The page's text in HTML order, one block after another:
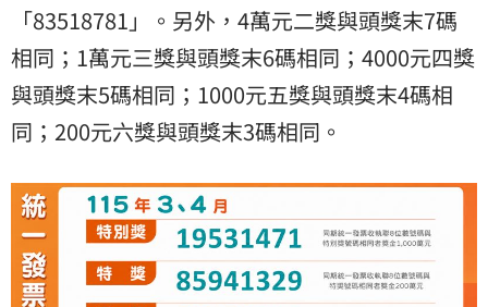
「83518781」。另外，4萬元二獎與頭獎末7碼
相同；1萬元三獎與頭獎末6碼相同；4000元四獎
與頭獎末5碼相同；1000元五獎與頭獎末4碼相
同；200元六獎與頭獎末3碼相同。